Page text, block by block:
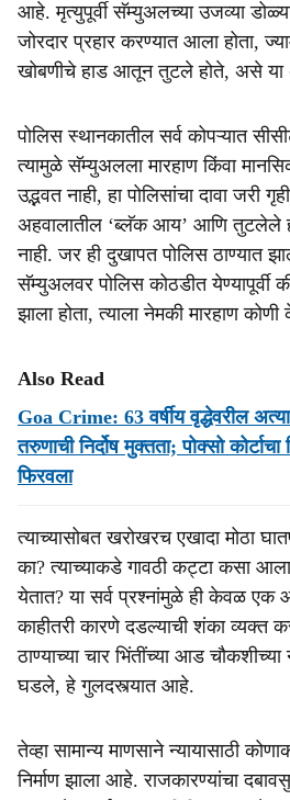
आहे. मृत्युपूर्वी सॅम्युअलच्या उजव्या
जोरदार प्रहार करण्यात आला होता,
खोबणीचे हाड आतून तुटले होते, असे या
पोलिस स्थानकातील सर्व कोपऱ्यात
त्यामुळे सॅम्युअलला मारहाण किंवा
उद्भवत नाही, हा पोलिसांचा दावा जरी
अहवालातील ‘ब्लॅक आय’ आणि तुटलेले
नाही. जर ही दुखापत पोलिस ठाण्यात
सॅम्युअलवर पोलिस कोठडीत येण्यापूर्वी
झाला होता, त्याला नेमकी मारहाण कोणी
Also Read
Goa Crime: 63 वर्षीय वृद्धेवरील
तरुणाची निर्दोष मुक्तता; पोक्सो
फिरवला
त्याच्यासोबत खरोखरच एखादा मोठा
का? त्याच्याकडे गावठी कट्टा कसा
येतात? या सर्व प्रश्नांमुळे ही केवळ एक
काहीतरी कारणे दडल्याची शंका व्यक्त
ठाण्याच्या चार भिंतींच्या आड
घडले, हे गुलदस्त्यात आहे.
तेव्हा सामान्य माणसाने न्यायासाठी
निर्माण झाला आहे. राजकारण्यांचा